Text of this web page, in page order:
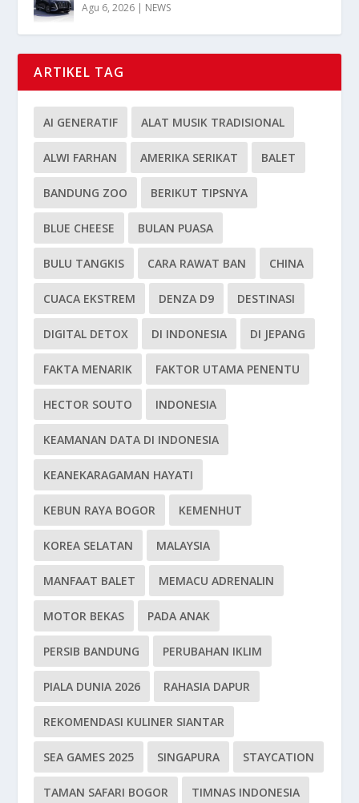
Agu 6, 2026 | NEWS
ARTIKEL TAG
AI GENERATIF ALAT MUSIK TRADISIONAL
ALWI FARHAN AMERIKA SERIKAT BALET
BANDUNG ZOO BERIKUT TIPSNYA
BLUE CHEESE BULAN PUASA
BULU TANGKIS CARA RAWAT BAN CHINA
CUACA EKSTREM DENZA D9 DESTINASI
DIGITAL DETOX DI INDONESIA DI JEPANG
FAKTA MENARIK FAKTOR UTAMA PENENTU
HECTOR SOUTO INDONESIA
KEAMANAN DATA DI INDONESIA
KEANEKARAGAMAN HAYATI
KEBUN RAYA BOGOR KEMENHUT
KOREA SELATAN MALAYSIA
MANFAAT BALET MEMACU ADRENALIN
MOTOR BEKAS PADA ANAK
PERSIB BANDUNG PERUBAHAN IKLIM
PIALA DUNIA 2026 RAHASIA DAPUR
REKOMENDASI KULINER SIANTAR
SEA GAMES 2025 SINGAPURA STAYCATION
TAMAN SAFARI BOGOR TIMNAS INDONESIA